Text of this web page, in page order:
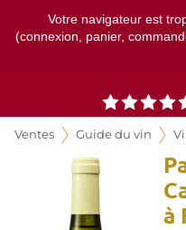
Votre navigateur est
(connexion, panier,
Ventes Guide du vin
à